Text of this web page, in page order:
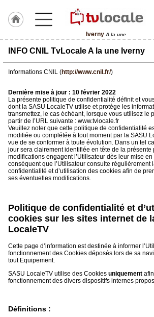
Iverny A la une
J'adhère
Hulcoq
Iverny
TvLocale
France
Accueil
RUBRIQUES
Gazette
Vidéos
Médias
du
groupe
Blogs
Inscription
INFO CNIL TvLocale A la une Iverny
Informations CNIL (http://www.cnil.fr/)
Dernière mise à jour : 10 février 2022
La présente politique de confidentialité définit et
dont la SASU LocaleTV utilise et protège les
transmettez, le cas échéant, lorsque vous utilisez le
partir de l’URL suivante : www.tvlocale.fr
Veuillez noter que cette politique de confidentialité
modifiée ou complétée à tout moment par la SASU
vue de se conformer à toute évolution. Dans un tel
jour sera clairement identifiée en tête de la présente
modifications engagent l’Utilisateur dès leur mise
conséquent que l’Utilisateur consulte régulièrement
confidentialité et d’utilisation des cookies afin de
ses éventuelles modifications.
Politique de confidentialité et
cookies sur les sites internet de
LocaleTV
Cette page d’information est destinée à informer
fonctionnement des Cookies déposés lors de sa
tout Equipement.
SASU LocaleTV utilise des Cookies uniquement
fonctionnement des divers dispositifs internes
Définitions :